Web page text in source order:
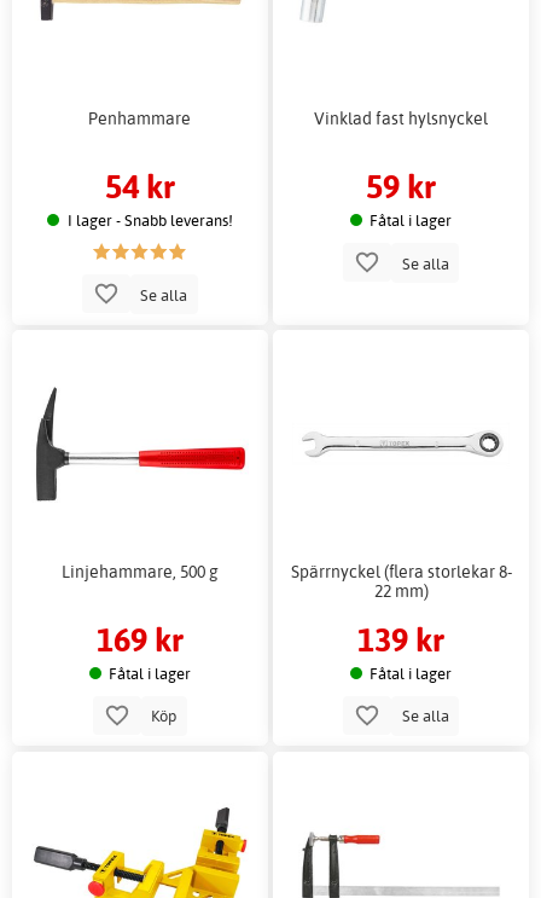
Penhammare
54 kr
I lager - Snabb leverans!
Se alla
Vinklad fast hylsnyckel
59 kr
Fåtal i lager
Se alla
Linjehammare, 500 g
169 kr
Fåtal i lager
Köp
Spärrnyckel (flera storlekar 8-
22 mm)
139 kr
Fåtal i lager
Se alla